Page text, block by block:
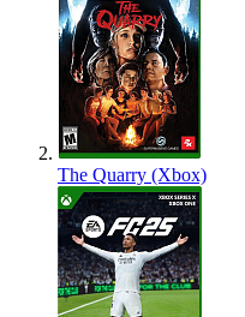
The Quarry (Xbox)